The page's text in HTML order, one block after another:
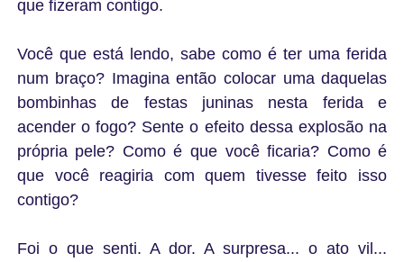
que fizeram contigo.
Você que está lendo, sabe como é ter uma ferida
num braço? Imagina então colocar uma daquelas
bombinhas de festas juninas nesta ferida e
acender o fogo? Sente o efeito dessa explosão na
própria pele? Como é que você ficaria? Como é
que você reagiria com quem tivesse feito isso
contigo?
Foi o que senti. A dor. A surpresa... o ato vil...